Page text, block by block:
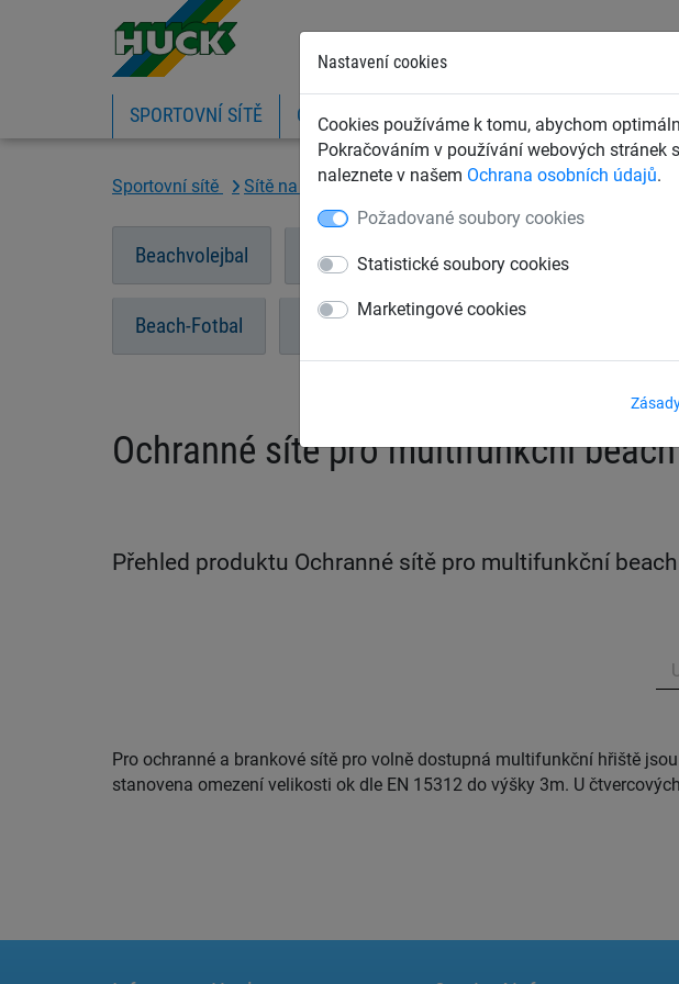
Nastavení cookies
Cookies používáme k tomu, abychom
Pokračováním v používání webových
naleznete v našem Ochrana osobních údajů.
Požadované soubory cookies
Statistické soubory cookies
Marketingové cookies
SPORTOVNÍ SÍTĚ OCHRANNÉ SÍTĚ A PLACHTY ZÁCHYTNÉ
Sportovní sítě Sítě na plážové sporty Ochranné sítě pro
Beachvolejbal Beachvolejbalové sady Beach-
Beach-Fotbal Sítě pro Street basketbal
Ochranné sítě pro multifunkční
Přehled produktu Ochranné sítě pro multifunkční
Pro ochranné a brankové sítě pro volně dostupná multifunkční hřiště jsou
stanovena omezení velikosti ok dle EN 15312 do výšky 3m. U